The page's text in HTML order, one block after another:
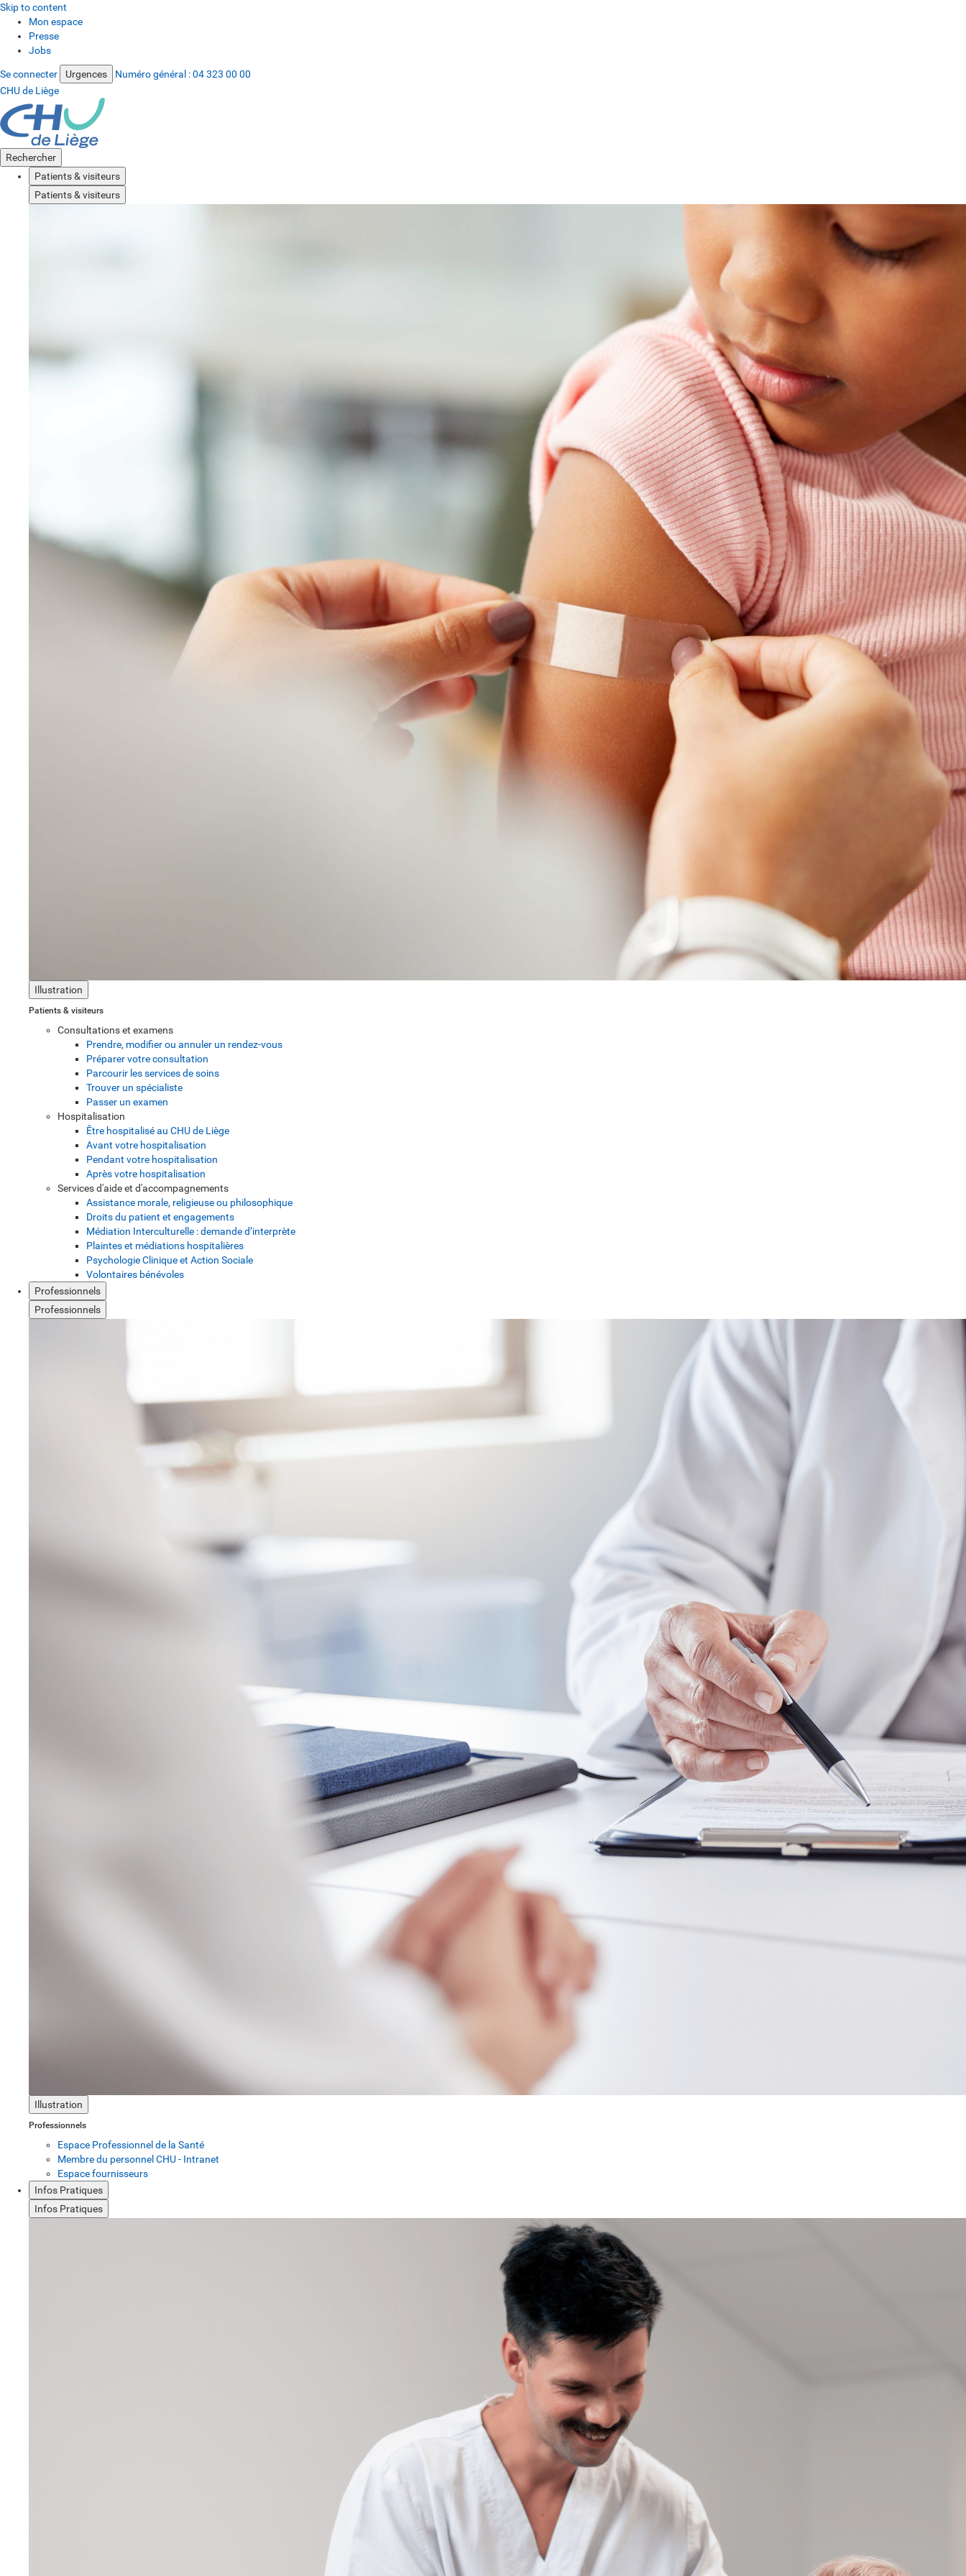
Skip to content
Mon espace
Presse
Jobs
Se connecter Urgences Numéro général :04 323 00 00
CHU de Liège
Rechercher
Patients & visiteurs
Patients & visiteurs
Illustration
Patients & visiteurs
Consultations et examens
Prendre, modifier ou annuler un rendez-vous
Préparer votre consultation
Parcourir les services de soins
Trouver un spécialiste
Passer un examen
Hospitalisation
Être hospitalisé au CHU de Liège
Avant votre hospitalisation
Pendant votre hospitalisation
Après votre hospitalisation
Services d'aide et d'accompagnements
Assistance morale, religieuse ou philosophique
Droits du patient et engagements
Médiation Interculturelle : demande d’interprète
Plaintes et médiations hospitalières
Psychologie Clinique et Action Sociale
Volontaires bénévoles
Professionnels
Professionnels
Illustration
Professionnels
Espace Professionnel de la Santé
Membre du personnel CHU - Intranet
Espace fournisseurs
Infos Pratiques
Infos Pratiques